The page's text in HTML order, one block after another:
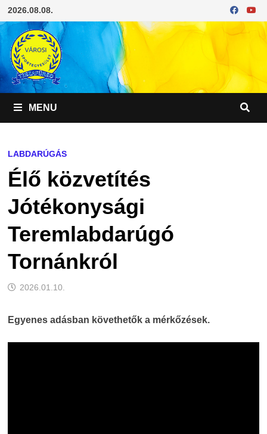
Skip
to
content
2026.08.08.
MENU
LABDARÚGÁS
Élő közvetítés
Jótékonysági
Teremlabdarúgó
Tornánkról
2026.01.10.
Egyenes adásban követhetők a mérkőzések.